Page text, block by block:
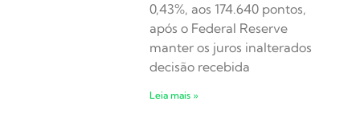
0,43%, aos 174.640 pontos,
após o Federal Reserve
manter os juros inalterados
decisão recebida
Leia mais »